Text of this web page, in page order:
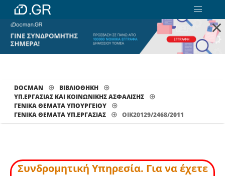
×
DOCMAN
ΒΙΒΛΙΟΘΗΚΗ
ΥΠ.ΕΡΓΑΣΙΑΣ ΚΑΙ ΚΟΙΝΩΝΙΚΗΣ ΑΣΦΑΛΙΣΗΣ
ΓΕΝΙΚΑ ΘΕΜΑΤΑ ΥΠΟΥΡΓΕΙΟΥ
ΓΕΝΙΚΆ ΘΈΜΑΤΑ ΥΠ.ΕΡΓΑΣΊΑΣ
ΟΙΚ20129/2468/2011
Συνδρομητική Υπηρεσία. Για να έχετε